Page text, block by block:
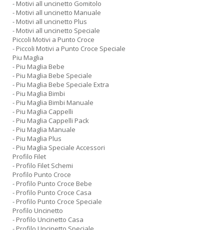
- Motivi all uncinetto Gomitolo
- Motivi all uncinetto Manuale
- Motivi all uncinetto Plus
- Motivi all uncinetto Speciale
Piccoli Motivi a Punto Croce
- Piccoli Motivi a Punto Croce Speciale
Piu Maglia
- Piu Maglia Bebe
- Piu Maglia Bebe Speciale
- Piu Maglia Bebe Speciale Extra
- Piu Maglia Bimbi
- Piu Maglia Bimbi Manuale
- Piu Maglia Cappelli
- Piu Maglia Cappelli Pack
- Piu Maglia Manuale
- Piu Maglia Plus
- Piu Maglia Speciale Accessori
Profilo Filet
- Profilo Filet Schemi
Profilo Punto Croce
- Profilo Punto Croce Bebe
- Profilo Punto Croce Casa
- Profilo Punto Croce Speciale
Profilo Uncinetto
- Profilo Uncinetto Casa